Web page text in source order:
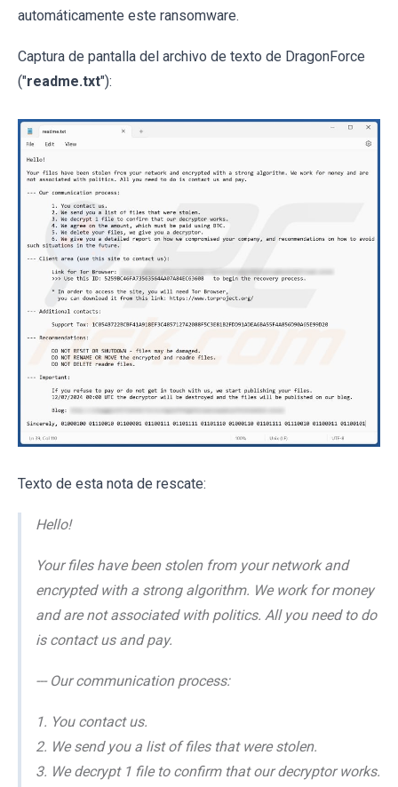
automáticamente este ransomware.
Captura de pantalla del archivo de texto de DragonForce
("readme.txt"):
Texto de esta nota de rescate:
Hello!
Your files have been stolen from your network and
encrypted with a strong algorithm. We work for money
and are not associated with politics. All you need to do
is contact us and pay.
--- Our communication process:
1. You contact us.
2. We send you a list of files that were stolen.
3. We decrypt 1 file to confirm that our decryptor works.